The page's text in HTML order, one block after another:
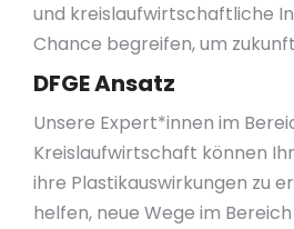
und kreislaufwirtschaftliche
Chance begreifen, um
DFGE Ansatz
Unsere Expert*innen im
Kreislaufwirtschaft können
ihre Plastikauswirkungen zu
helfen, neue Wege im